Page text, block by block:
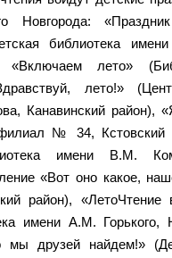
Новгорода:
библиотека
лето»
лето!»
Канавинский район),
№ 34, Кстовский
имени В.М.
«Вот оно какое,
район), «ЛетоЧтение
имени А.М. Горького,
друзей найдем!»